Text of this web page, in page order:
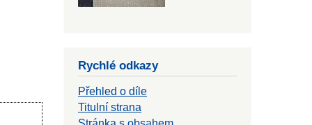
Rychlé odkazy
Přehled o díle
Titulní strana